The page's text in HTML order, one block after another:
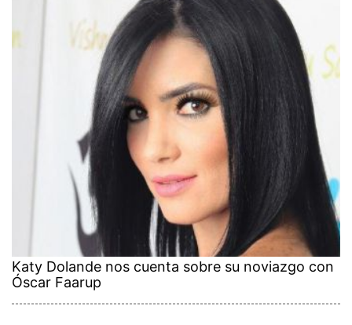
Katy Dolande nos cuenta sobre su noviazgo con
Óscar Faarup